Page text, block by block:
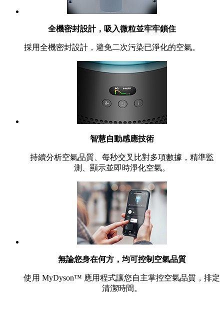
全機密封設計，吸入微粒並牢牢鎖住
採用全機密封設計，避免二次污染已淨化的空氣。
智慧自動感應技術
持續分析空氣品質、每秒交叉比對多項數據，精準監
測、顯示並即時淨化空氣。
無論您身在何方，均可控制空氣品質
使用 MyDyson™ 應用程式讓您自主掌控空氣品質，排定
清潔時間。